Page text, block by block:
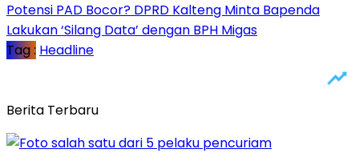
Potensi PAD Bocor? DPRD Kalteng Minta Bapenda
Lakukan ‘Silang Data’ dengan BPH Migas
Tag : Headline
Berita Terbaru